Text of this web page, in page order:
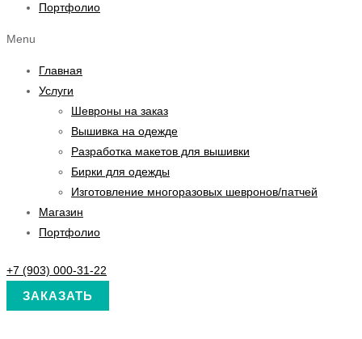
Портфолио
Menu
Главная
Услуги
Шевроны на заказ
Вышивка на одежде
Разработка макетов для вышивки
Бирки для одежды
Изготовление многоразовых шевронов/патчей
Магазин
Портфолио
+7 (903) 000-31-22
ЗАКАЗАТЬ